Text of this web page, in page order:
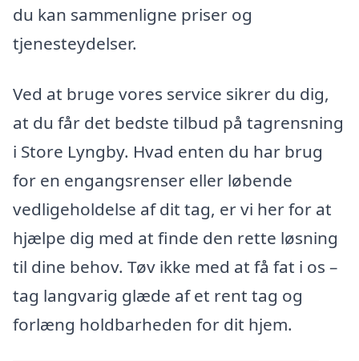
du kan sammenligne priser og
tjenesteydelser.
Ved at bruge vores service sikrer du dig,
at du får det bedste tilbud på tagrensning
i Store Lyngby. Hvad enten du har brug
for en engangsrenser eller løbende
vedligeholdelse af dit tag, er vi her for at
hjælpe dig med at finde den rette løsning
til dine behov. Tøv ikke med at få fat i os –
tag langvarig glæde af et rent tag og
forlæng holdbarheden for dit hjem.